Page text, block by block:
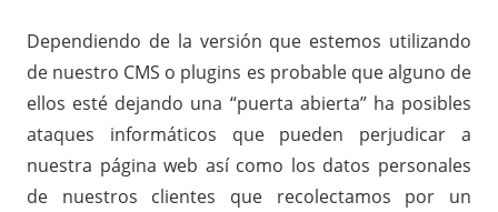
Dependiendo de la versión que estemos utilizando
de nuestro CMS o plugins es probable que alguno de
ellos esté dejando una “puerta abierta” ha posibles
ataques informáticos que pueden perjudicar a
nuestra página web así como los datos personales
de nuestros clientes que recolectamos por un